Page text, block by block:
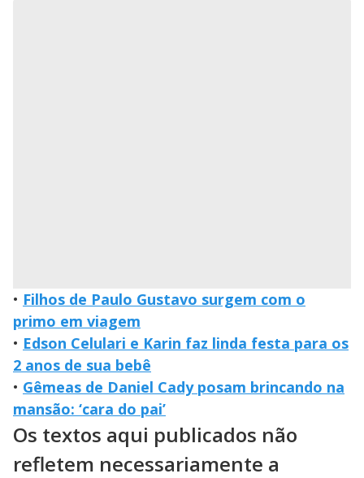
• Filhos de Paulo Gustavo surgem com o
primo em viagem
• Edson Celulari e Karin faz linda festa para os
2 anos de sua bebê
• Gêmeas de Daniel Cady posam brincando na
mansão: ‘cara do pai’
Os textos aqui publicados não
refletem necessariamente a